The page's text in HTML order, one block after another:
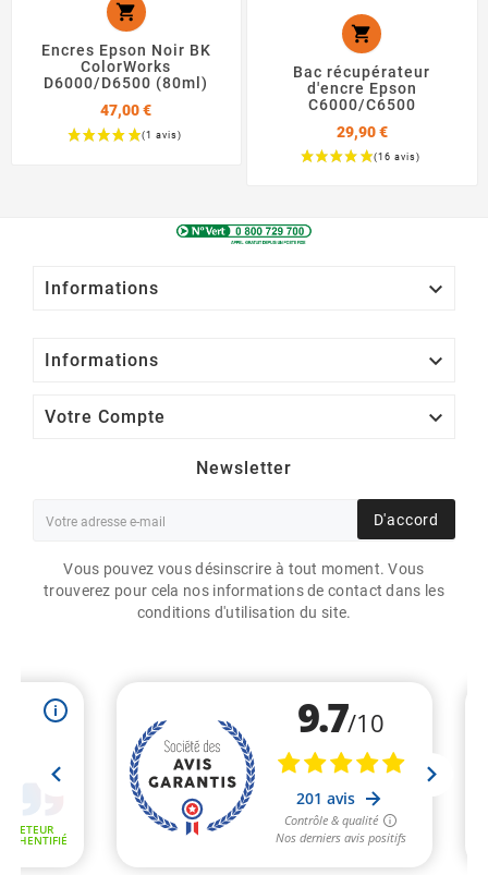

Encres Epson Noir BK
ColorWorks
D6000/D6500 (80ml)
47,00 €
Prix

Bac récupérateur
d'encre Epson
C6000/C6500
29,90 €
Prix
Informations 
Informations 
Votre Compte 
Newsletter
D'accord
Vous pouvez vous désinscrire à tout moment. Vous
trouverez pour cela nos informations de contact dans les
conditions d'utilisation du site.